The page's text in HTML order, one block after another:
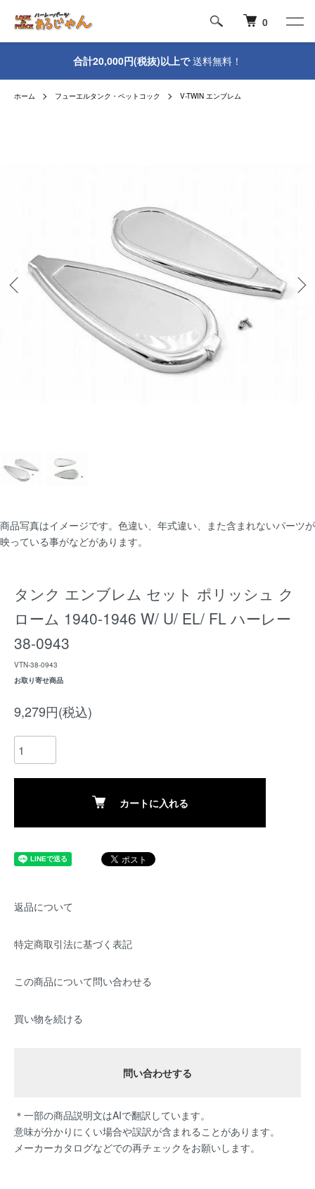
0
合計20,000円(税抜)以上で送料無料！
ホーム フューエルタンク・ペットコック V-TWIN エンブレム
商品写真はイメージです。色違い、年式違い、また含まれないパーツが
映っている事がなどがあります。
タンク エンブレム セット ポリッシュ ク
ローム 1940-1946 W/ U/ EL/ FL ハーレー
38-0943
VTN-38-0943
お取り寄せ商品
9,279円(税込)
カートに入れる
返品について
特定商取引法に基づく表記
この商品について問い合わせる
買い物を続ける
問い合わせする
＊一部の商品説明文はAIで翻訳しています。
意味が分かりにくい場合や誤訳が含まれることがあります。
メーカーカタログなどでの再チェックをお願いします。